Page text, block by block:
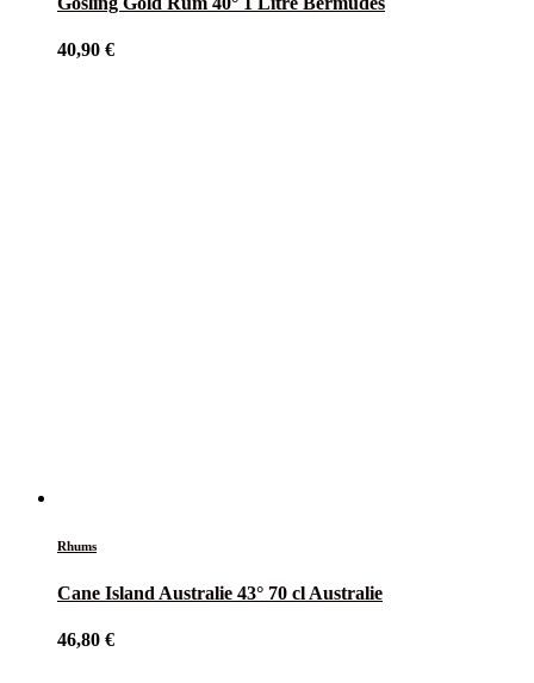
40,90 €
Rhums
Cane Island Australie 43° 70 cl Australie
46,80 €